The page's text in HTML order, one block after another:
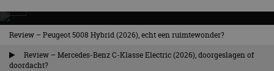
REVIEW – KIA NIRO HYBRID (2026), NOG
WEL RELEVANT?
Review – Peugeot 5008 Hybrid (2026), echt een ruimtewonder?
Review – Mercedes-Benz C-Klasse Electric (2026), doorgeslagen of
doordacht?